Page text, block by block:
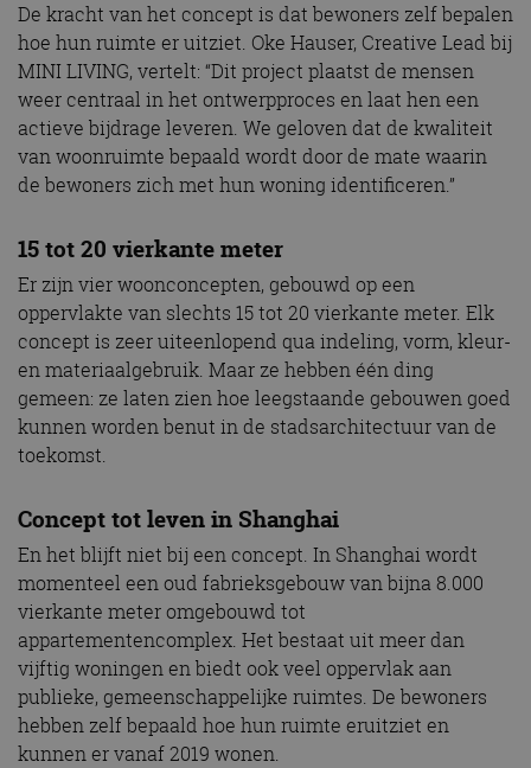
De kracht van het concept is dat bewoners zelf bepalen
hoe hun ruimte er uitziet. Oke Hauser, Creative Lead bij
MINI LIVING, vertelt: “Dit project plaatst de mensen
weer centraal in het ontwerpproces en laat hen een
actieve bijdrage leveren. We geloven dat de kwaliteit
van woonruimte bepaald wordt door de mate waarin
de bewoners zich met hun woning identificeren.”
15 tot 20 vierkante meter
Er zijn vier woonconcepten, gebouwd op een
oppervlakte van slechts 15 tot 20 vierkante meter. Elk
concept is zeer uiteenlopend qua indeling, vorm, kleur-
en materiaalgebruik. Maar ze hebben één ding
gemeen: ze laten zien hoe leegstaande gebouwen goed
kunnen worden benut in de stadsarchitectuur van de
toekomst.
Concept tot leven in Shanghai
En het blijft niet bij een concept. In Shanghai wordt
momenteel een oud fabrieksgebouw van bijna 8.000
vierkante meter omgebouwd tot
appartementencomplex. Het bestaat uit meer dan
vijftig woningen en biedt ook veel oppervlak aan
publieke, gemeenschappelijke ruimtes. De bewoners
hebben zelf bepaald hoe hun ruimte eruitziet en
kunnen er vanaf 2019 wonen.